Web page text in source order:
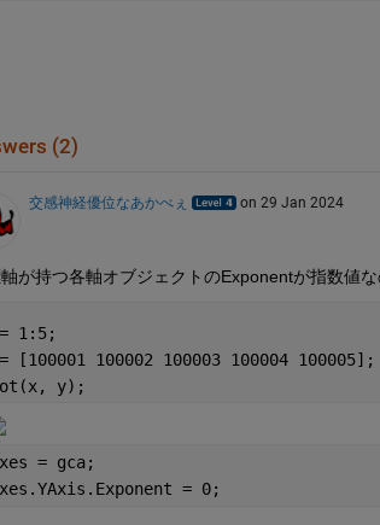
(2)
交感神経優位なあかべぇ on 29 Jan 2024
が持つ各軸オブジェクトのExponentが指数値
1:5;
[100001 100002 100003 100004 100005];
y);
= gca;
= 0;